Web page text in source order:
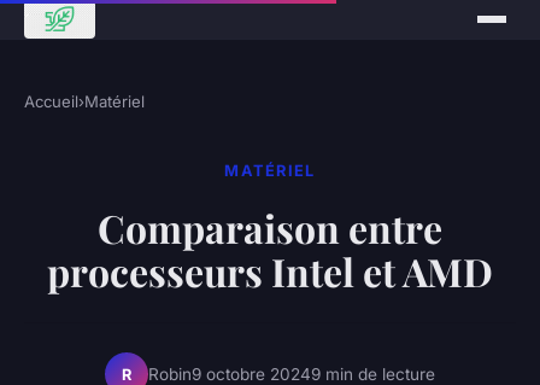
Accueil›Matériel
MATÉRIEL
Comparaison entre
processeurs Intel et AMD
R Robin9 octobre 20249 min de lecture